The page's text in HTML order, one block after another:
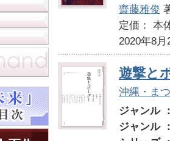
齋藤雅俊
定価：
2020年8月
遊撃と
沖縄・ま
ジャンル
ジャンル